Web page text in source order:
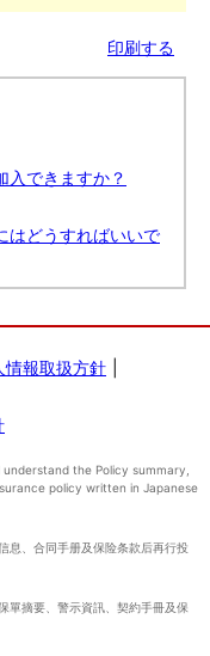
印刷する
入できますか？
はどうすればいいで
情報取扱方針
the Policy summary,
policy written in Japanese
息、合同手册及保险条款后再行投
單摘要、警示資訊、契約手冊及保